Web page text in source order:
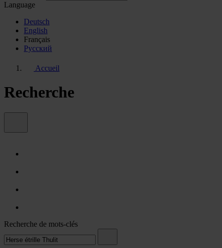
Language
Deutsch
English
Français
Pусский
Accueil
Recherche
Recherche de mots-clés